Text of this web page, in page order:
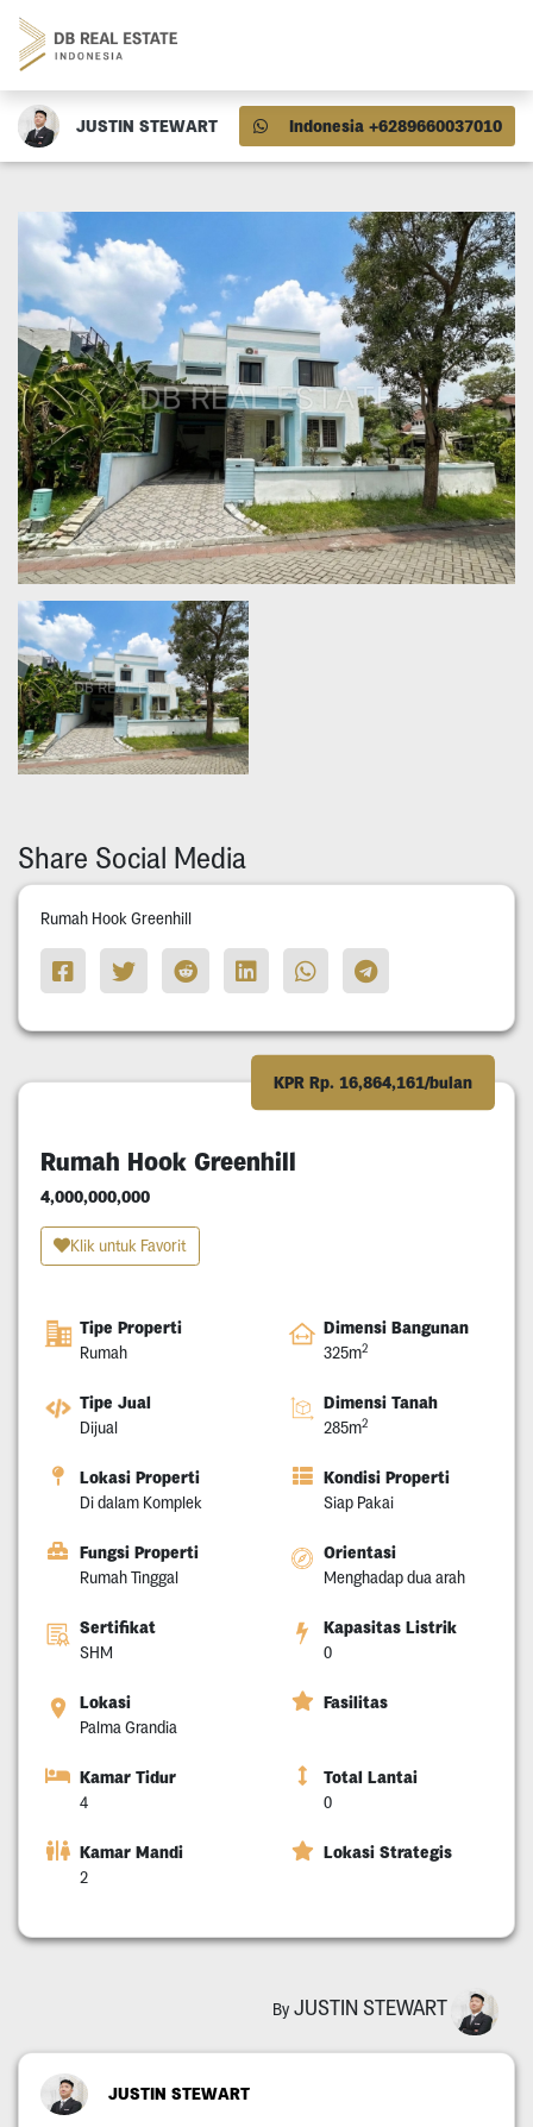
JUSTIN STEWART Indonesia +6289660037010
Share Social Media
Rumah Hook Greenhill
KPR Rp. 16,864,161/bulan
Rumah Hook Greenhill
4,000,000,000
Klik untuk Favorit
Tipe Properti
Rumah
Dimensi Bangunan
325m2
Tipe Jual
Dijual
Dimensi Tanah
285m2
Lokasi Properti
Di dalam Komplek
Kondisi Properti
Siap Pakai
Fungsi Properti
Rumah Tinggal
Orientasi
Menghadap dua arah
Sertifikat
SHM
Kapasitas Listrik
0
Lokasi
Palma Grandia
Fasilitas
Kamar Tidur
4
Total Lantai
0
Kamar Mandi
2
Lokasi Strategis
By JUSTIN STEWART
JUSTIN STEWART